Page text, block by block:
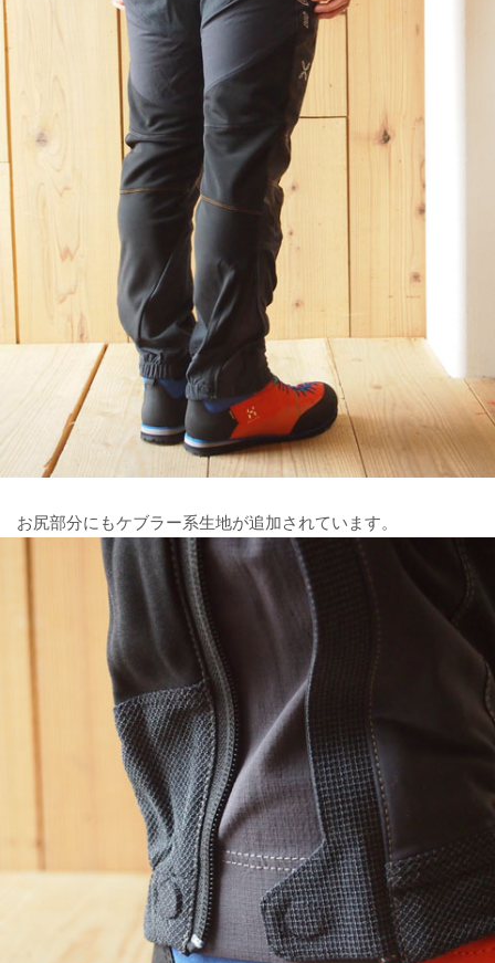
お尻部分にもケブラー系生地が追加されています。